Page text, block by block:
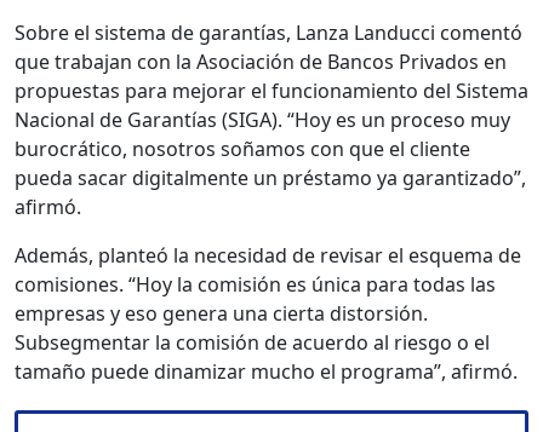
Sobre el sistema de garantías, Lanza Landucci comentó
que trabajan con la Asociación de Bancos Privados en
propuestas para mejorar el funcionamiento del Sistema
Nacional de Garantías (SIGA). “Hoy es un proceso muy
burocrático, nosotros soñamos con que el cliente
pueda sacar digitalmente un préstamo ya garantizado”,
afirmó.
Además, planteó la necesidad de revisar el esquema de
comisiones. “Hoy la comisión es única para todas las
empresas y eso genera una cierta distorsión.
Subsegmentar la comisión de acuerdo al riesgo o el
tamaño puede dinamizar mucho el programa”, afirmó.